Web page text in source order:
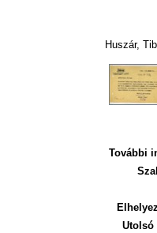
Huszár,
További
Utolsó